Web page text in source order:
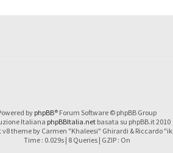
byphpBB® Forum Software © phpBB Group
Italiana phpBBItalia.netbasata su phpBB.it 2010
v8 theme by Carmen "Khaleesi" Ghirardi & Riccardo
Time : 0.029s | 8 Queries | GZIP : On